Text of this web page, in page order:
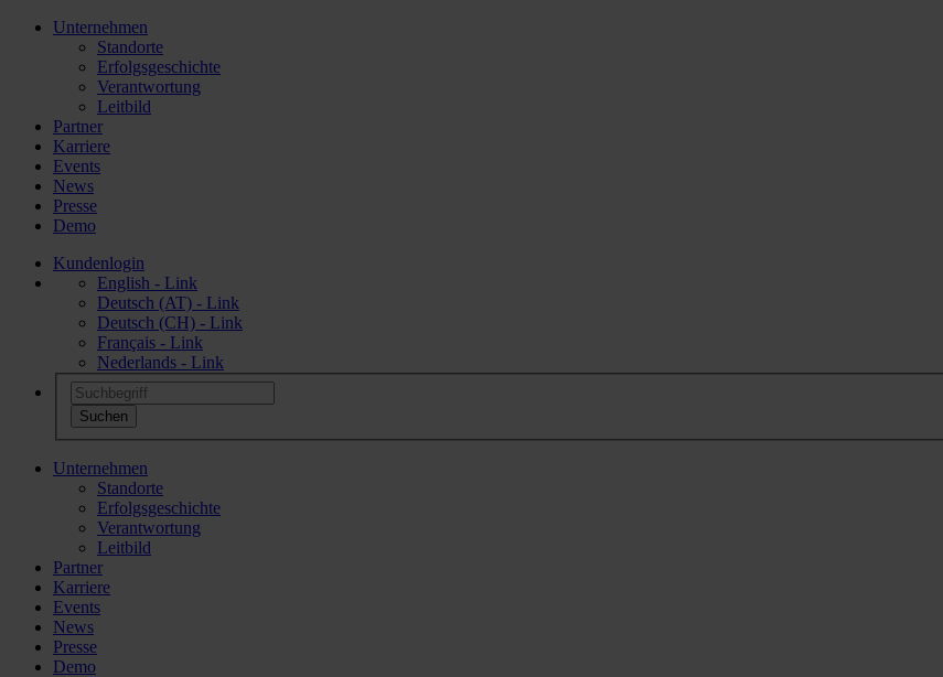
Unternehmen
Standorte
Erfolgsgeschichte
Verantwortung
Leitbild
Partner
Karriere
Events
News
Presse
Demo
Kundenlogin
English - Link
Deutsch (AT) - Link
Deutsch (CH) - Link
Français - Link
Nederlands - Link
Unternehmen
Standorte
Erfolgsgeschichte
Verantwortung
Leitbild
Partner
Karriere
Events
News
Presse
Demo